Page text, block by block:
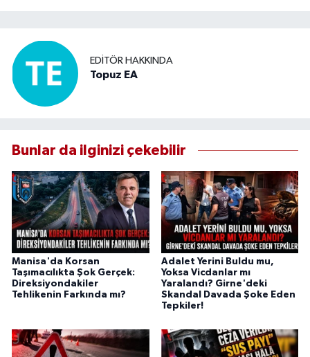
EDITÖR HAKKINDA
Topuz EA
Bunlar da ilginizi çekebilir
Manisa'da Korsan
Taşımacılıkta Şok Gerçek:
Direksiyondakiler
Tehlikenin Farkında mı?
Adalet Yerini Buldu mu,
Yoksa Vicdanlar mı
Yaralandı? Girne'deki
Skandal Davada Şoke Eden
Tepkiler!